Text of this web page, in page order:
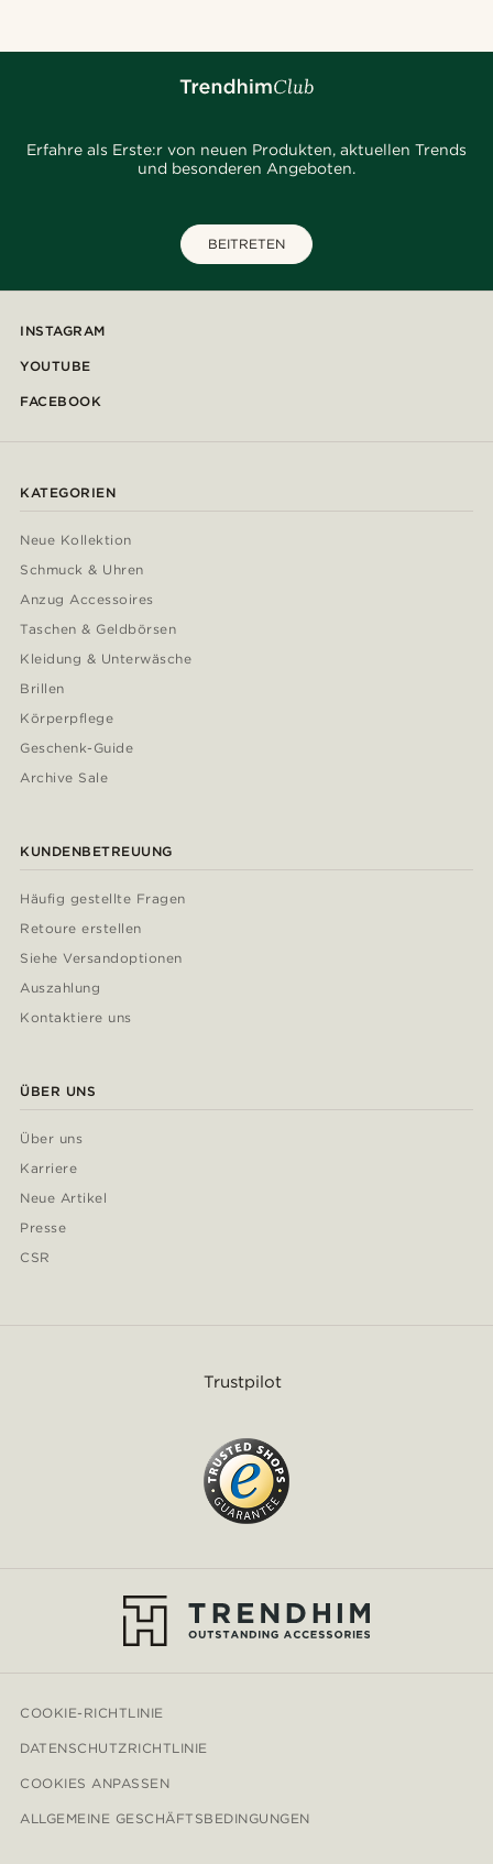
Erfahre als Erste:r von neuen Produkten, aktuellen Trends
und besonderen Angeboten.
BEITRETEN
INSTAGRAM
YOUTUBE
FACEBOOK
KATEGORIEN
Neue Kollektion
Schmuck & Uhren
Anzug Accessoires
Taschen & Geldbörsen
Kleidung & Unterwäsche
Brillen
Körperpflege
Geschenk-Guide
Archive Sale
KUNDENBETREUUNG
Häufig gestellte Fragen
Retoure erstellen
Siehe Versandoptionen
Auszahlung
Kontaktiere uns
ÜBER UNS
Über uns
Karriere
Neue Artikel
Presse
CSR
Trustpilot
COOKIE-RICHTLINIE
DATENSCHUTZRICHTLINIE
COOKIES ANPASSEN
ALLGEMEINE GESCHÄFTSBEDINGUNGEN